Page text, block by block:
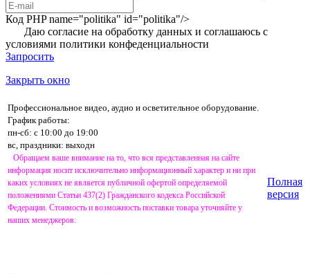
Код PHPname="politika" id="politika"/>
Даю согласие на обработку данных и соглашаюсь с
условиями политики конфеденциальности
Запросить
Закрыть окно
Профессиональное видео, аудио и осветительное оборудование.
График работы:
пн-сб: с 10:00 до 19:00
вс, праздники: выходн
Обращаем ваше внимание на то, что вся представленная на сайте
информация носит исключительно информационный характер и ни при
каких условиях не является публичной офертой определяемой
положениями Статьи 437(2) Гражданского кодекса Российской
Федерации. Стоимость и возможность поставки товара уточняйте у
наших менеджеров.
Полная
версия